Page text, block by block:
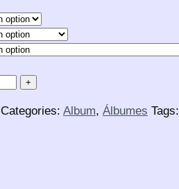
Categories: Album, Álbumes Tags: